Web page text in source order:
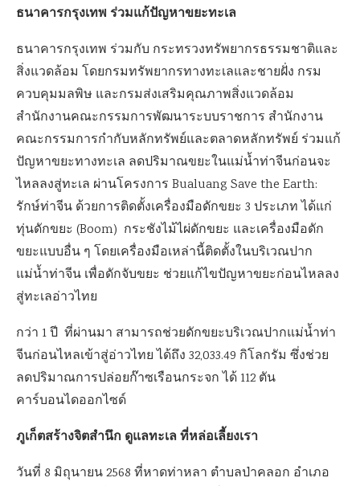
ธนาคารกรุงเทพ ร่วมแก้ปัญหาขยะทะเล
ธนาคารกรุงเทพ ร่วมกับ กระทรวงทรัพยากรธรรมชาติและ
สิ่งแวดล้อม โดยกรมทรัพยากรทางทะเลและชายฝั่ง กรม
ควบคุมมลพิษ และกรมส่งเสริมคุณภาพสิ่งแวดล้อม
สำนักงานคณะกรรมการพัฒนาระบบราชการ สำนักงาน
คณะกรรมการกำกับหลักทรัพย์และตลาดหลักทรัพย์ ร่วมแก้
ปัญหาขยะทางทะเล ลดปริมาณขยะในแม่น้ำท่าจีนก่อนจะ
ไหลลงสู่ทะเล ผ่านโครงการ Bualuang Save the Earth:
รักษ์ท่าจีน ด้วยการติดตั้งเครื่องมือดักขยะ 3 ประเภท ได้แก่
ทุ่นดักขยะ (Boom) กระชังไม้ไผ่ดักขยะ และเครื่องมือดัก
ขยะแบบอื่น ๆ โดยเครื่องมือเหล่านี้ติดตั้งในบริเวณปาก
แม่น้ำท่าจีน เพื่อดักจับขยะ ช่วยแก้ไขปัญหาขยะก่อนไหลลง
สู่ทะเลอ่าวไทย
กว่า 1 ปี ที่ผ่านมา สามารถช่วยดักขยะบริเวณปากแม่น้ำท่า
จีนก่อนไหลเข้าสู่อ่าวไทย ได้ถึง 32,033.49 กิโลกรัม ซึ่งช่วย
ลดปริมาณการปล่อยก๊าซเรือนกระจก ได้ 112 ตัน
คาร์บอนไดออกไซด์
ภูเก็ตสร้างจิตสำนึก ดูแลทะเล ที่หล่อเลี้ยงเรา
วันที่ 8 มิถุนายน 2568 ที่หาดท่าหลา ตำบลป่าคลอก อำเภอ